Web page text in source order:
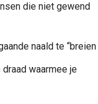
die niet gewend
naald te “breien
waarmee je